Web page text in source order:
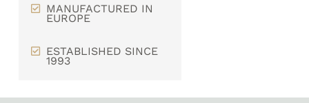
MANUFACTURED IN
EUROPE
ESTABLISHED SINCE
1993